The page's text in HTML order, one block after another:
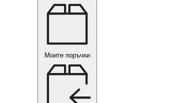
Моите поръчки